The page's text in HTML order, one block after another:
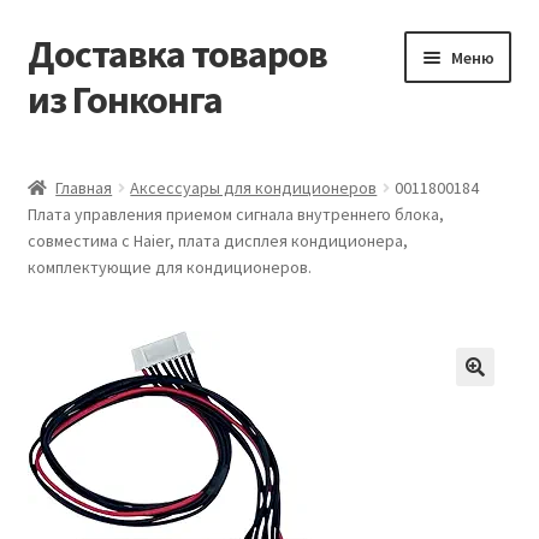
Перейти
к
навигации
Перейти
к
содержимому
Доставка товаров
из Гонконга
Меню
Контакты
Корзина
Мой аккаунт
Новости
Оптовый склад
Главная Аксессуары для кондиционеров
0011800184
Плата управления приемом сигнала внутреннего блока,
совместима с Haier, плата дисплея кондиционера,
комплектующие для кондиционеров.